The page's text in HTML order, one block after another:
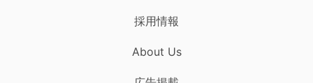
採用情報
About Us